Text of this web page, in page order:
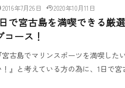
2016年7月26日 2020年10月11日
で宮古島を満喫できる厳
コース！
宮古島でマリンスポーツを満喫した
！』と考えている方の為に、1日で